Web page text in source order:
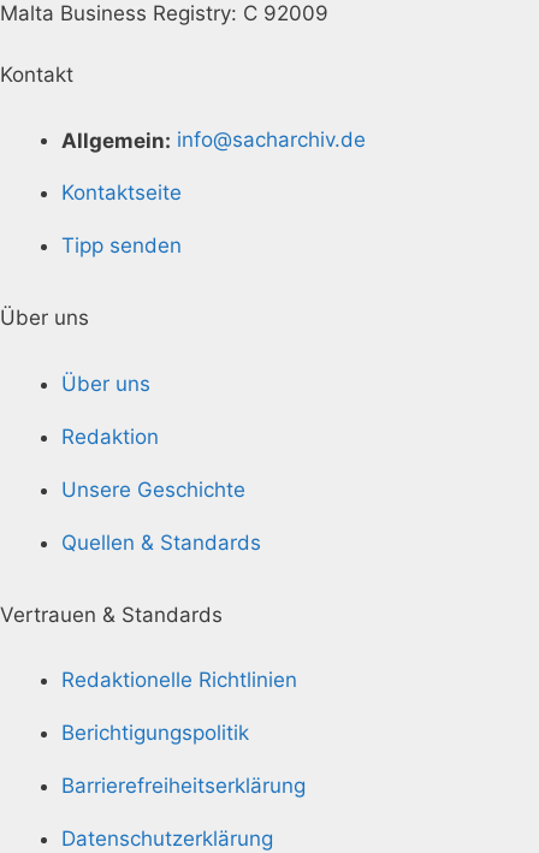
Malta Business Registry: C 92009
Kontakt
Allgemein: info@sacharchiv.de
Kontaktseite
Tipp senden
Über uns
Über uns
Redaktion
Unsere Geschichte
Quellen & Standards
Vertrauen & Standards
Redaktionelle Richtlinien
Berichtigungspolitik
Barrierefreiheitserklärung
Datenschutzerklärung